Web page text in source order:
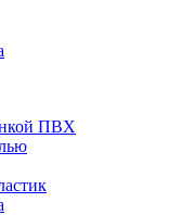
ПВХ